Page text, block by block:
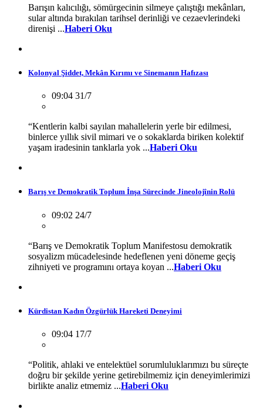
Barışın kalıcılığı, sömürgecinin silmeye çalıştığı mekânları,
sular altında bırakılan tarihsel derinliği ve cezaevlerindeki
direnişi ...Haberi Oku
Kolonyal Şiddet, Mekân Kırımı ve Sinemanın Hafızası
09:04 31/7
“Kentlerin kalbi sayılan mahallelerin yerle bir edilmesi,
binlerce yıllık sivil mimari ve o sokaklarda biriken kolektif
yaşam iradesinin tanklarla yok ...Haberi Oku
Barış ve Demokratik Toplum İnşa Sürecinde Jineolojînin Rolü
09:02 24/7
“Barış ve Demokratik Toplum Manifestosu demokratik
sosyalizm mücadelesinde hedeflenen yeni döneme geçiş
zihniyeti ve programını ortaya koyan ...Haberi Oku
Kürdistan Kadın Özgürlük Hareketi Deneyimi
09:04 17/7
“Politik, ahlaki ve entelektüel sorumluluklarımızı bu süreçte
doğru bir şekilde yerine getirebilmemiz için deneyimlerimizi
birlikte analiz etmemiz ...Haberi Oku